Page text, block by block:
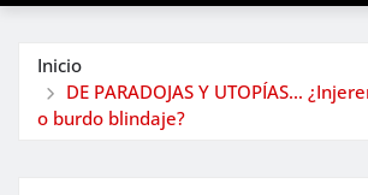
Inicio
DE PARADOJAS Y UTOPÍAS…
o burdo blindaje?